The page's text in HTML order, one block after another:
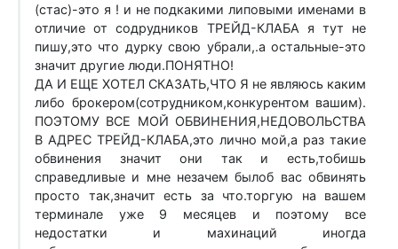
(стас)-это я ! и не подкакими липовыми именами в
отличие от содрудников ТРЕЙД-КЛАБА я тут не
пишу,это что дурку свою убрали,.а остальные-это
значит другие люди.ПОНЯТНО!
ДА И ЕЩЕ ХОТЕЛ СКАЗАТЬ,ЧТО Я не являюсь каким
либо брокером(сотрудником,конкурентом вашим).
ПОЭТОМУ ВСЕ МОЙ ОБВИНЕНИЯ,НЕДОВОЛЬСТВА
В АДРЕС ТРЕЙД-КЛАБА,это лично мой,а раз такие
обвинения значит они так и есть,тобишь
справедливые и мне незачем былоб вас обвинять
просто так,значит есть за что.торгую на вашем
терминале уже 9 месяцев и поэтому все
недостатки и махинаций иногда